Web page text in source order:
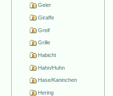
Geier
Giraffe
Greif
Grille
Habicht
Hahn/Huhn
Hase/Kaninchen
Hering